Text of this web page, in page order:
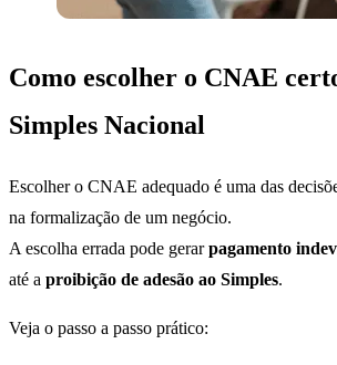
Como escolher o CNAE
Simples Nacional
Escolher o CNAE adequado é uma das
na formalização de um negócio.
A escolha errada pode gerarpagamento
até a proibição de adesão ao Simples.
Veja o passo a passo prático: